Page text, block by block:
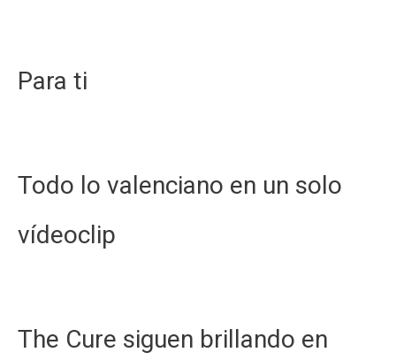
Para ti
Todo lo valenciano en un solo
vídeoclip
The Cure siguen brillando en